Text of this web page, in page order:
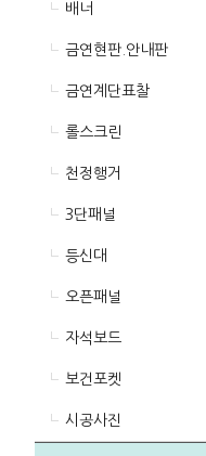
배너
금연현판.안내판
금연계단표찰
롤스크린
천정행거
3단패널
등신대
오픈패널
자석보드
보건포켓
시공사진